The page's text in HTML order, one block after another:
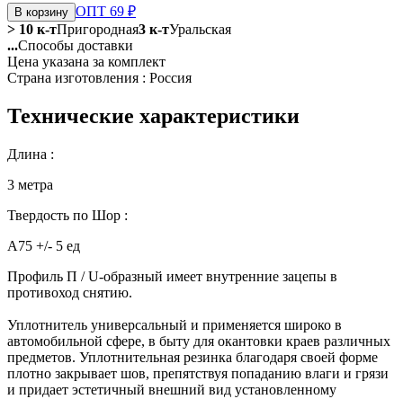
В корзину ОПТ 69 ₽
> 10 к-тПригородная3 к-тУральская
...Способы доставки
Цена указана за комплект
Страна изготовления : Россия
Технические характеристики
Длина :
3 метра
Твердость по Шор :
А75 +/- 5 ед
Профиль П / U-образный имеет внутренние зацепы в
противоход снятию.
Уплотнитель универсальный и применяется широко в
автомобильной сфере, в быту для окантовки краев различных
предметов. Уплотнительная резинка благодаря своей форме
плотно закрывает шов, препятствуя попаданию влаги и грязи
и придает эстетичный внешний вид установленному